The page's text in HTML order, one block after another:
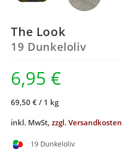
The Look
19 Dunkeloliv
6,95 €
69,50 € / 1 kg
inkl. MwSt,zzgl. Versandkosten
19 Dunkeloliv